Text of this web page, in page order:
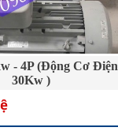
- 4P (Động Cơ Điện
30Kw )